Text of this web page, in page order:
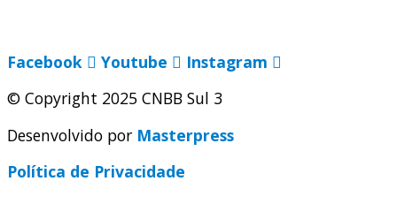
Facebook
Youtube
Instagram
© Copyright 2025 CNBB Sul 3
Desenvolvido por Masterpress
Política de Privacidade